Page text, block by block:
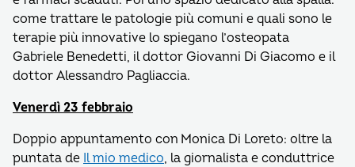
come trattare le patologie più comuni e quali sono le
terapie più innovative lo spiegano l’osteopata
Gabriele Benedetti, il dottor Giovanni Di Giacomo e il
dottor Alessandro Pagliaccia.
Venerdì 23 febbraio
Doppio appuntamento con Monica Di Loreto: oltre la
puntata de Il mio medico, la giornalista e conduttrice